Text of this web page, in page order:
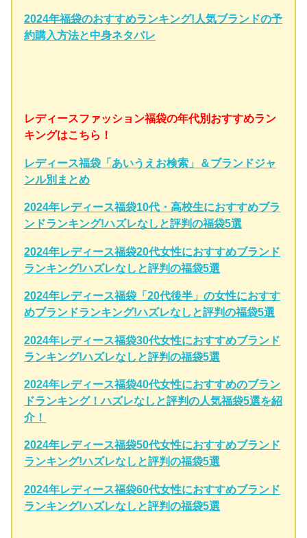
2024年福袋のおすすめランキング!人気ブランドの予
約購入方法と中身ネタバレ
レディースファッション福袋の年代別おすすめラン
キングはこちら！
レディース福袋「あいうえお検索」＆ブランドジャ
ンル別まとめ
2024年レディース福袋10代・高校生におすすめブラ
ンドランキング!ハズレなしと評判の福袋5選
2024年レディース福袋20代女性におすすめブランド
ランキング!ハズレなしと評判の福袋5選
2024年レディース福袋「20代後半」の女性におすす
めブランドランキング!ハズレなしと評判の福袋5選
2024年レディース福袋30代女性におすすめブランド
ランキング!ハズレなしと評判の福袋5選
2024年レディース福袋40代女性におすすめのブラン
ドランキング！ハズレなしと評判の人気福袋5選を紹
介！
2024年レディース福袋50代女性におすすめブランド
ランキング!ハズレなしと評判の福袋5選
2024年レディース福袋60代女性におすすめブランド
ランキング!ハズレなしと評判の福袋5選